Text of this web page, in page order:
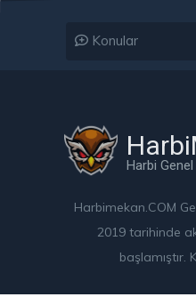
Konular
Harbi
Harbimekan.COM
2019 tarihinde
başlamıştır.